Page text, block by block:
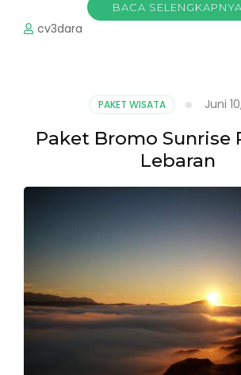
BACA SELENGKAPNYA
cv3dara
PAKET WISATA Juni
Paket Bromo Sunrise
Lebaran